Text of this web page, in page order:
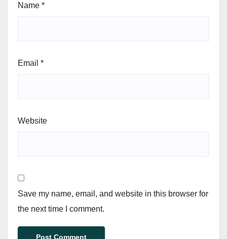
Name *
Email *
Website
Save my name, email, and website in this browser for
the next time I comment.